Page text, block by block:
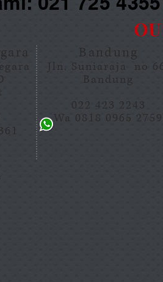
Bandung
Jln. Suniaraja no
Bandung
022 423 2243
Wa 0818 0965 2759